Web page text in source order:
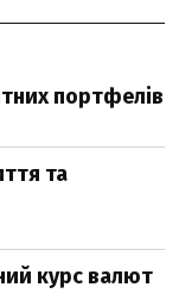
портфелів
та
курс валют